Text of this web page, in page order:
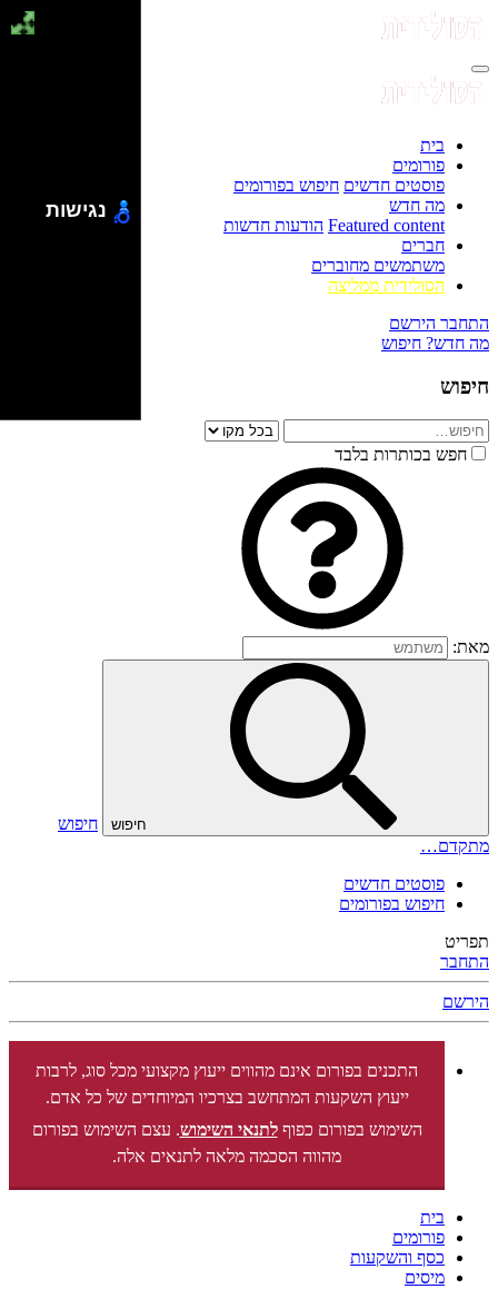
בית
פורומים
פוסטים חדשים חיפוש בפורומים
מה חדש
Featured content הודעות חדשות
חברים
משתמשים מחוברים
הסולידית ממליצה
התחבר הירשם
מה חדש? חיפוש
חיפוש
חפש בכותרות בלבד
מאת:
חיפוש
חיפוש
מתקדם…
פוסטים חדשים
חיפוש בפורומים
תפריט
התחבר
הירשם
התכנים בפורום אינם מהווים ייעוץ מקצועי מכל סוג, לרבות
ייעוץ השקעות המתחשב בצרכיו המיוחדים של כל אדם.
השימוש בפורום כפוףלתנאי השימוש. עצם השימוש בפורום
מהווה הסכמה מלאה לתנאים אלה.
בית
פורומים
כסף והשקעות
מיסים
נגישות